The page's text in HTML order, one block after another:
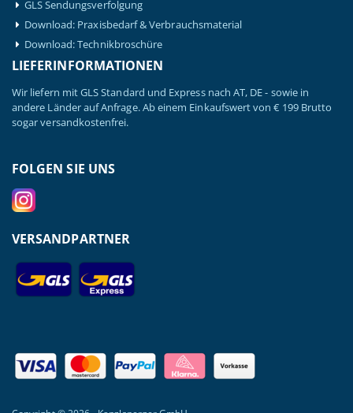
GLS Sendungsverfolgung
Download: Praxisbedarf & Verbrauchsmaterial
Download: Technikbroschüre
LIEFERINFORMATIONEN
Wir liefern mit GLS Standard und Express nach AT, DE - sowie in
andere Länder auf Anfrage. Ab einem Einkaufswert von € 199 Brutto
sogar versandkostenfrei.
FOLGEN SIE UNS
VERSANDPARTNER